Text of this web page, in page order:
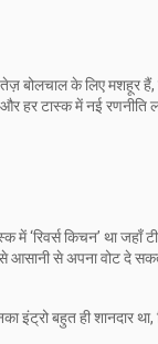
बोलचाल के लिए मशहूर
हर टास्क में नई रणनीति
किचन’ था जहाँ
आसानी से अपना वोट दे
बहुत ही शानदार था,